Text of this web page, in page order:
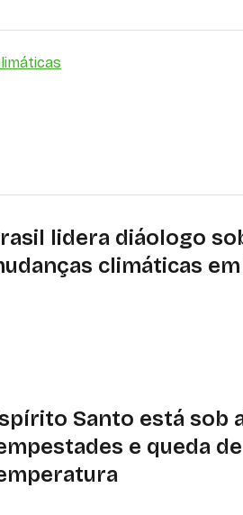
lidera diáologo
climáticas
Santo está sob
e queda de